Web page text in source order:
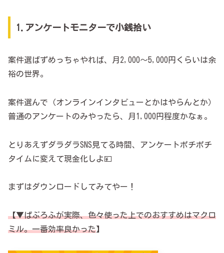
1.アンケートモニターで小銭拾い
案件選ばずめっちゃやれば、月2,000～5,000円くらいは余
裕の世界。
案件選んで（オンラインインタビューとかはやらんとか）
普通のアンケートのみやったら、月1,000円程度かなぁ。
とりあえずダラダラSNS見てる時間、アンケートポチポチ
タイムに変えて現金化しよ💴
まずはダウンロードしてみてやー！
【▼ぱぶろふが実際、色々使った上でのおすすめはマクロ
ミル。一番効率良かった】